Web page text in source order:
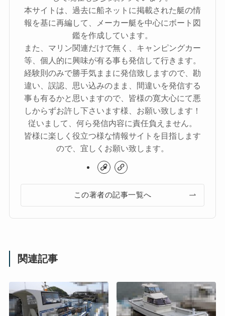
本サイトは、過去に船ネットに掲載された艇の情
報を基に再編して、メーカー艇を中心にボート図
鑑を作成しています。
また、マリン関連だけで無く、キャンピングカー
等、個人的に興味が有る事も発信して行きます。
経験則のみで勝手気ままに発信致しますので、勘
違い、誤認、思い込みのまま、間違いを発信する
事も有るかと思いますので、皆様の寛大心にて悪
しからずお許し下さいます様、お願い致します！
従いまして、何ら発信内容に責任負えません。
皆様に楽しく役立つ様な情報サイトを目指します
ので、宜しくお願い致します。
この著者の記事一覧へ
関連記事